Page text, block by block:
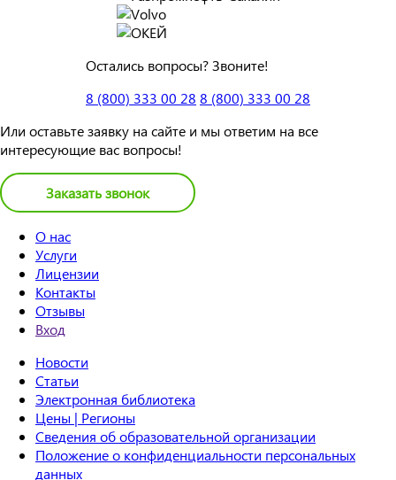
Остались вопросы? Звоните!
8 (800) 333 00 28 8 (800) 333 00 28
Или оставьте заявку на сайте и мы ответим на все
интересующие вас вопросы!
Заказать звонок
О нас
Услуги
Лицензии
Контакты
Отзывы
Вход
Новости
Статьи
Электронная библиотека
Цены | Регионы
Сведения об образовательной организации
Положение о конфиденциальности персональных
данных